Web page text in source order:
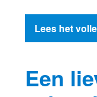
Lees het
Een